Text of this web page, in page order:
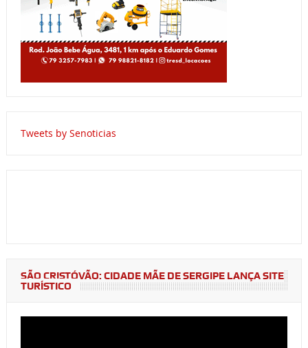
Tweets by Senoticias
SÃO CRISTÓVÃO: CIDADE MÃE DE SERGIPE LANÇA SITE
TURÍSTICO